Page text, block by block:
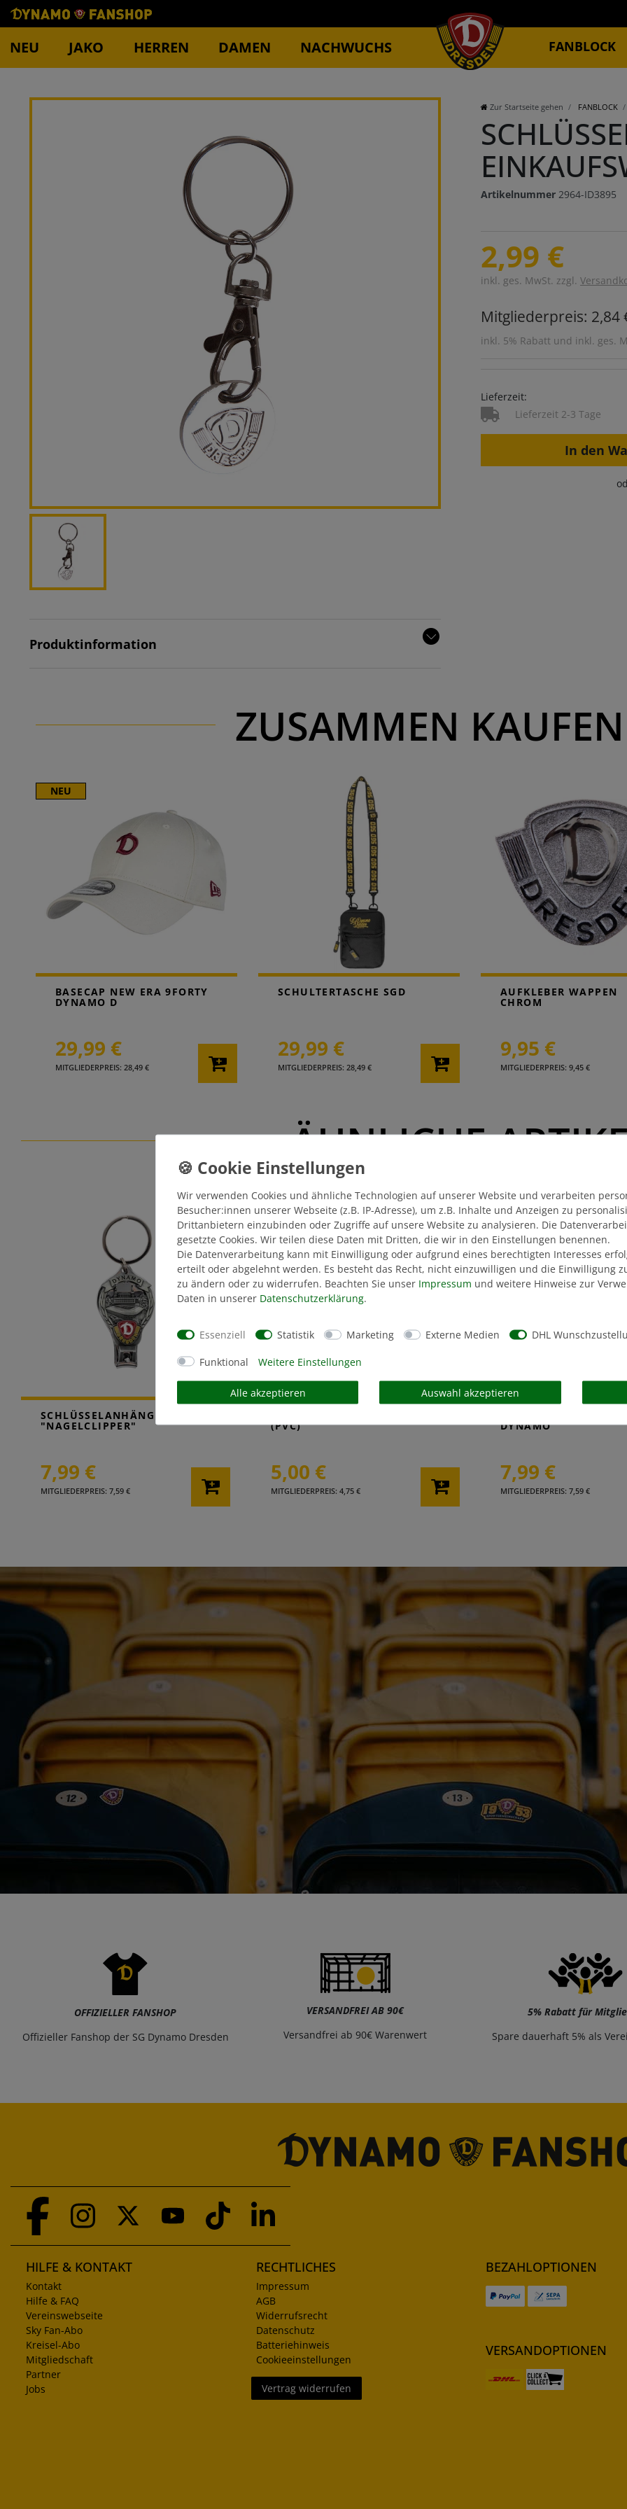
NEU JAKO HERREN DAMEN NACHWUCHS FANBLOCK
Produktinformation
Zur Startseite gehen FANBLOCK
Artikelnummer 2964-ID3895
2,99 €
inkl. ges. MwSt. zzgl.
Mitgliederpreis: 2,84
inkl. 5% Rabatt und inkl. ges.
Lieferzeit:
Lieferzeit 2-3 Tage
In den
ZUSAMMEN
NEU
BASECAP NEW ERA 9FORTY
DYNAMO D
29,99 €
MITGLIEDERPREIS: 28,49 €
SCHULTERTASCHE SGD
29,99 €
MITGLIEDERPREIS: 28,49 €
AUFKLEBER WAPPEN
CHROM
9,95 €
MITGLIEDERPREIS: 9,45 €
ÄHNLICHE
SCHLÜSSELANHÄNGER
"NAGELCLIPPER"
7,99 €
MITGLIEDERPREIS: 7,59 €
(PVC)
5,00 €
MITGLIEDERPREIS: 4,75 €
DYNAMO
7,99 €
MITGLIEDERPREIS: 7,59 €
OFFIZIELLER FANSHOP
Offizieller Fanshop der SG Dynamo Dresden
VERSANDFREI AB 90€
Versandfrei ab 90€ Warenwert
5% Rabatt für
Spare dauerhaft 5% als
HILFE & KONTAKT
Kontakt
Hilfe & FAQ
Vereinswebseite
Sky Fan-Abo
Kreisel-Abo
Mitgliedschaft
Partner
Jobs
RECHTLICHES
Impressum
AGB
Widerrufsrecht
Datenschutz
Batteriehinweis
Cookieeinstellungen
Vertrag widerrufen
BEZAHLOPTIONEN
VERSANDOPTIONEN
Wir verwenden Cookies und ähnliche Technologien auf unserer Website und verarbeiten
Besucher:innen unserer Webseite (z.B. IP-Adresse), um z.B. Inhalte und Anzeigen zu
Drittanbietern einzubinden oder Zugriffe auf unsere Website zu analysieren. Die
gesetzte Cookies. Wir teilen diese Daten mit Dritten, die wir in den Einstellungen benennen.
Die Datenverarbeitung kann mit Einwilligung oder aufgrund eines berechtigten Interesses
erteilt oder abgelehnt werden. Es besteht das Recht, nicht einzuwilligen und die Einwilligung
zu ändern oder zu widerrufen. Beachten Sie unser Impressum und weitere Hinweise zur
Daten in unserer Daten­schutz­erklärung.
Essenziell Statistik Marketing Externe Medien DHL
Funktional Weitere Einstellungen
Alle akzeptieren Auswahl akzeptieren